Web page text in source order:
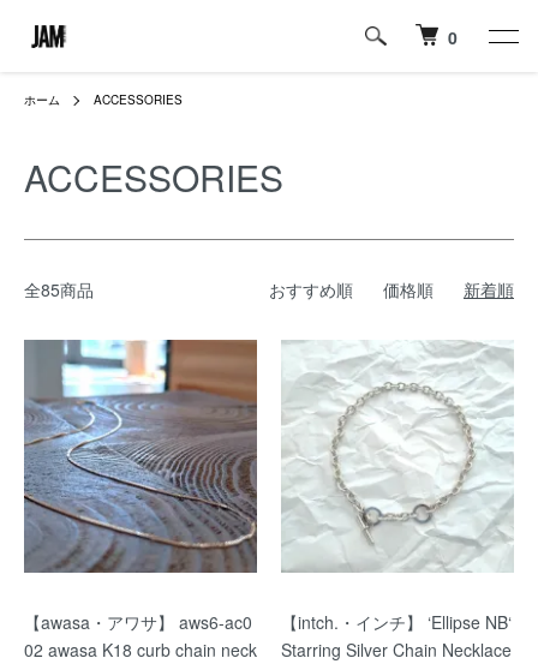
0
ホーム ACCESSORIES
ACCESSORIES
全85商品 おすすめ順 価格順 新着順
【awasa・アワサ】 aws6-ac0
02 awasa K18 curb chain neck
【intch.・インチ】 ‘Ellipse NB‘
Starring Silver Chain Necklace